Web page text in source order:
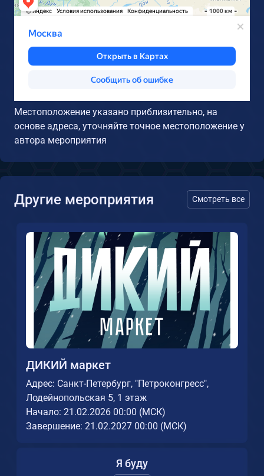
Местоположение указано приблизительно, на
основе адреса, уточняйте точное местоположение у
автора мероприятия
Другие мероприятия Смотреть все
ДИКИЙ маркет
Адрес: Санкт-Петербург, "Петроконгресс",
Лодейнопольская 5, 1 этаж
Начало: 21.02.2026 00:00 (МСК)
Завершение: 21.02.2027 00:00 (МСК)
Я буду